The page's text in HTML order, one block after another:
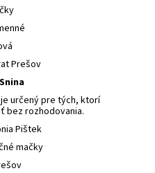
Prešov
je určený pre tých, ktorí
bez rozhodovania.
Pištek
mačky
CHICKEN & BEEF
– 400GNAKUPUJETE PRE